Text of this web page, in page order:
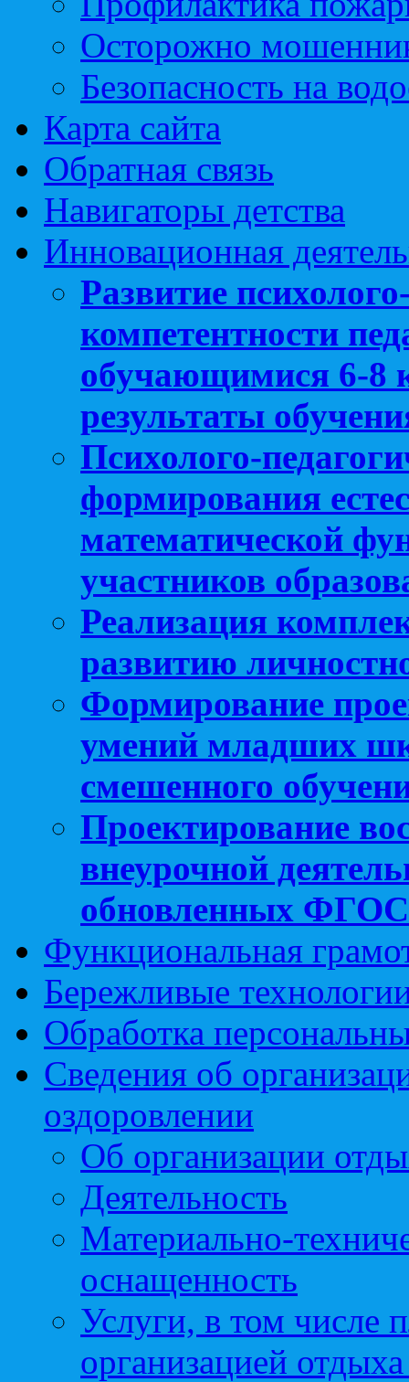
Осторожно
Безопасность на
Карта сайта
Обратная связь
Навигаторы детства
Инновационная
Развитие
компетентности
обучающимися 6-8
результаты
Психолого-
формирования
математической
участников
Реализация
развитию
Формирование
умений младших
смешенного
Проектирование
внеурочной
обновленных
Функциональная
Бережливые
Обработка
Сведения об
оздоровлении
Об организации
Деятельность
Материально-
оснащенность
Услуги, в том числе
организацией